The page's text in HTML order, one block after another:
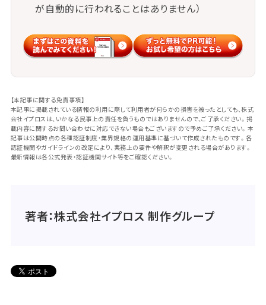
が自動的に行われることはありません）
【本記事に関する免責事項】
本記事に掲載されている情報の利用に際して利用者が何らかの損害を被ったとしても、株式
会社イプロスは、いかなる民事上の責任を負うものではありませんので、ご了承ください。掲
載内容に関するお問い合わせに対応できない場合もございますので予めご了承ください。本
記事は公開時点の各種認証制度・業界規格の運用基準に基づいて作成されたものです。各
認証機関やガイドラインの改定により、実務上の要件や解釈が変更される場合があります。
最新情報は各公式発表・認証機関サイト等をご確認ください。
著者：株式会社イプロス 制作グループ